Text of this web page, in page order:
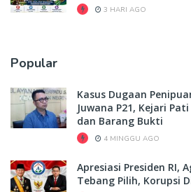
3 HARI AGO
Popular
Kasus Dugaan
Juwana P21, Kejari
dan Barang Bukti
4 MINGGU AGO
Apresiasi Presiden RI,
Tebang Pilih, Korupsi